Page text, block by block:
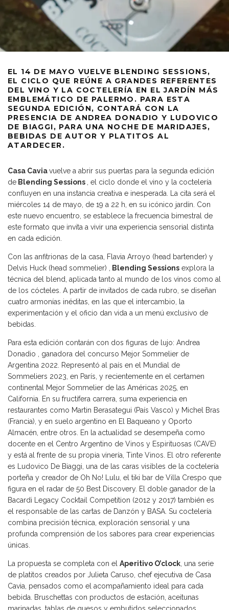
EL 14 DE MAYO VUELVE BLENDING SESSIONS,
EL CICLO QUE REÚNE A GRANDES REFERENTES
DEL VINO Y LA COCTELERÍA EN EL JARDÍN MÁS
EMBLEMÁTICO DE PALERMO. PARA ESTA
SEGUNDA EDICIÓN, CONTARÁ CON LA
PRESENCIA DE ANDREA DONADIO Y LUDOVICO
DE BIAGGI, PARA UNA NOCHE DE MARIDAJES,
BEBIDAS DE AUTOR Y PLATITOS AL
ATARDECER.
Casa Caviavuelve a abrir sus puertas para la segunda edición
de Blending Sessions
, el ciclo donde el vino y la coctelería
confluyen en una instancia creativa e inesperada. La cita será el
miércoles 14 de mayo, de 19 a 22 h, en su icónico jardín. Con
este nuevo encuentro, se establece la frecuencia bimestral de
este formato que invita a vivir una experiencia sensorial distinta
en cada edición.
Con las anfitrionas de la casa, Flavia Arroyo (head bartender) y
Delvis Huck (head sommelier) ,
Blending Sessions explora la
técnica del blend, aplicada tanto al mundo de los vinos como al
de los cócteles. A partir de invitados de cada rubro, se diseñan
cuatro armonías inéditas, en las que el intercambio, la
experimentación y el oficio dan vida a un menú exclusivo de
bebidas.
Para esta edición contarán con dos figuras de lujo: Andrea
Donadio , ganadora del concurso Mejor Sommelier de
Argentina 2022. Representó al país en el Mundial de
Sommeliers 2023, en París, y recientemente en el certamen
continental Mejor Sommelier de las Américas 2025, en
California. En su fructífera carrera, suma experiencia en
restaurantes como Martin Berasategui (País Vasco) y Michel Bras
(Francia), y en suelo argentino en El Baqueano y Oporto
Almacén, entre otros. En la actualidad se desempeña como
docente en el Centro Argentino de Vinos y Espirituosas (CAVE)
y está al frente de su propia vinería, Tinte Vinos. El otro referente
es Ludovico De Biaggi, una de las caras visibles de la coctelería
porteña y creador de Oh No! Lulu, el tiki bar de Villa Crespo que
figura en el radar de 50 Best Discovery. El doble ganador de la
Bacardi Legacy Cocktail Competition (2012 y 2017) también es
el responsable de las cartas de Danzón y BASA. Su coctelería
combina precisión técnica, exploración sensorial y una
profunda comprensión de los sabores para crear experiencias
únicas.
La propuesta se completa con el Aperitivo O’clock , una serie
de platitos creados por Julieta Caruso, chef ejecutiva de Casa
Cavia, pensados como el acompañamiento ideal para cada
bebida. Bruschettas con productos de estación, aceitunas
marinadas, tablas de quesos y embutidos seleccionados